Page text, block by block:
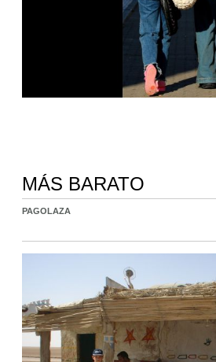
MÁS BARATO
PAGOLAZA